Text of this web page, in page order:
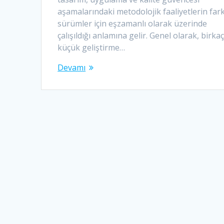
aşamalarındaki metodolojik faaliyetlerin
sürümler için eşzamanlı olarak üzerinde
çalışıldığı anlamına gelir. Genel olarak, birkaç
küçük geliştirme…
Devamı